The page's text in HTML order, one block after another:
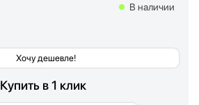
Хочу дешевле!
В наличии
Купить в 1 клик